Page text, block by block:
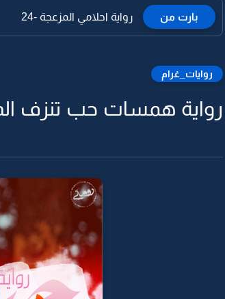
بارت من رواية احلامي المزعجة -24
روايات_غرام
رواية همسات حب تنزف الم